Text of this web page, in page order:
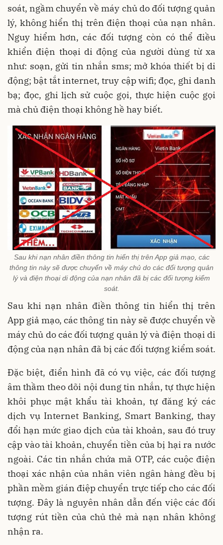
soát, ngầm chuyển về máy chủ do đối tượng quản
lý, không hiển thị trên điện thoại của nạn nhân.
Nguy hiểm hơn, các đối tượng còn có thể điều
khiển điện thoại di động của người dùng từ xa
như: soạn, gửi tin nhắn sms; mở khóa thiết bị di
động; bật tắt internet, truy cập wifi; đọc, ghi danh
bạ; đọc, ghi lịch sử cuộc gọi, thực hiện cuộc gọi
mà chủ điện thoại không hề hay biết.
Sau khi nạn nhân điền thông tin hiển thị trên App giả mạo, các
thông tin này sẽ được chuyển về máy chủ do các đối tượng quản
lý và điện thoại di động của nạn nhân đã bị các đối tượng kiểm
soát.
Sau khi nạn nhân điền thông tin hiển thị trên
App giả mạo, các thông tin này sẽ được chuyển về
máy chủ do các đối tượng quản lý và điện thoại di
động của nạn nhân đã bị các đối tượng kiểm soát.
Đặc biệt, điển hình đã có vụ việc, các đối tượng
âm thầm theo dõi nội dung tin nhắn, tự thực hiện
khôi phục mật khẩu tài khoản, tự đăng ký các
dịch vụ Internet Banking, Smart Banking, thay
đổi hạn mức giao dịch của tài khoản, sau đó truy
cập vào tài khoản, chuyển tiền của bị hại ra nước
ngoài. Các tin nhắn chứa mã OTP, các cuộc điện
thoại xác nhận của nhân viên ngân hàng đều bị
phần mềm gián điệp chuyển trực tiếp cho các đối
tượng. Đây là nguyên nhân dẫn đến việc các đối
tượng rút tiền của chủ thẻ mà nạn nhân không
nhận ra.